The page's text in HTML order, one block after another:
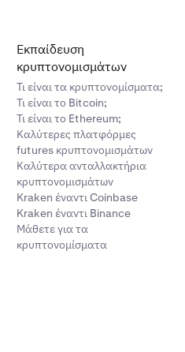
Εκπαίδευση
κρυπτονομισμάτων
Τι είναι τα κρυπτονομίσματα;
Τι είναι το Bitcoin;
Τι είναι το Ethereum;
Καλύτερες πλατφόρμες
futures κρυπτονομισμάτων
Καλύτερα ανταλλακτήρια
κρυπτονομισμάτων
Kraken έναντι Coinbase
Kraken έναντι Binance
Μάθετε για τα
κρυπτονομίσματα